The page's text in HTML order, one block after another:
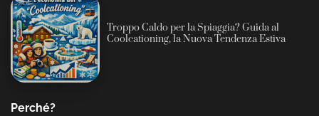
Troppo Caldo per la Spiaggia? Guida al
Coolcationing, la Nuova Tendenza Estiva
Perché?